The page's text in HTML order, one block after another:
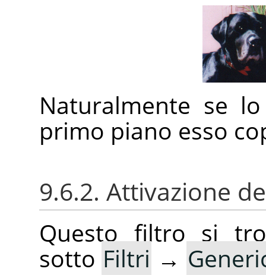
Naturalmente se
primo piano esso
9.6.2. Attivazione
Questo filtro si
sotto Filtri →